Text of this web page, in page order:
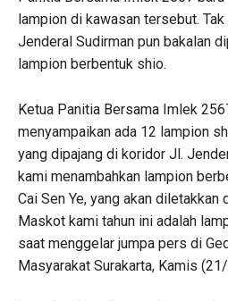
lampion di kawasan tersebut. Tak
Jenderal Sudirman pun bakalan
lampion berbentuk shio.
Ketua Panitia Bersama Imlek
menyampaikan ada 12 lampion
yang dipajang di koridor Jl.
kami menambahkan lampion
Cai Sen Ye, yang akan diletakkan
Maskot kami tahun ini adalah
saat menggelar jumpa pers di
Masyarakat Surakarta, Kamis